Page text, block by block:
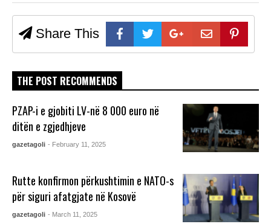
Share This
THE POST RECOMMENDS
PZAP-i e gjobiti LV-në 8 000 euro në
ditën e zgjedhjeve
gazetagoli - February 11, 2025
Rutte konfirmon përkushtimin e NATO-s
për siguri afatgjate në Kosovë
gazetagoli - March 11, 2025